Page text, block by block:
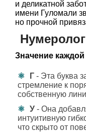
и деликатной
имени Гуломали
но прочной
Значение
Г - Эта буква
стремление к
собственную
У - Она
интуитивную
что скрыто от